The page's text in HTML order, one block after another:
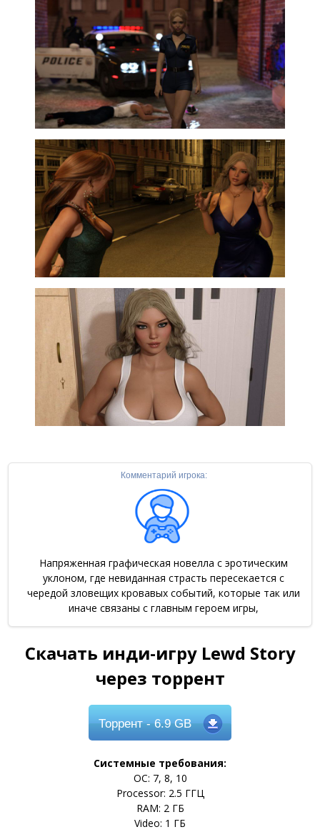
Комментарий игрока:
Напряженная графическая новелла с эротическим
уклоном, где невиданная страсть пересекается с
чередой зловещих кровавых событий, которые так или
иначе связаны с главным героем игры,
Скачать инди-игру Lewd Story
через торрент
Торрент- 6.9 GB
Системные требования:
ОС: 7, 8, 10
Processor: 2.5 ГГЦ
RAM: 2 ГБ
Video: 1 ГБ